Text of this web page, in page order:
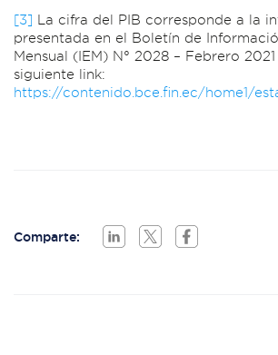
[3] La cifra del PIB corresponde a la
presentada en el Boletín de
Mensual (IEM) N° 2028 – Febrero
siguiente link:
https://contenido.bce.fin.ec/home1/
Comparte: